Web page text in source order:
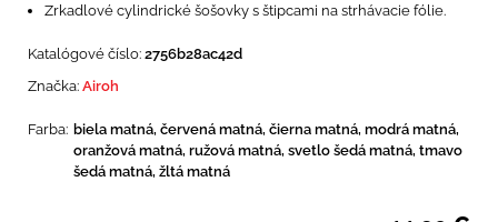
Zrkadlové cylindrické šošovky s štipcami na strhávacie fólie.
Katalógové číslo: 2756b28ac42d
Značka: Airoh
Farba: biela matná, červená matná, čierna matná, modrá matná,
oranžová matná, ružová matná, svetlo šedá matná, tmavo
šedá matná, žltá matná